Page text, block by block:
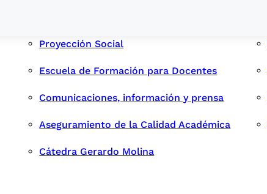
Proyección Social
Escuela de Formación para Docentes
Comunicaciones, información y prensa
Aseguramiento de la Calidad Académica
Cátedra Gerardo Molina